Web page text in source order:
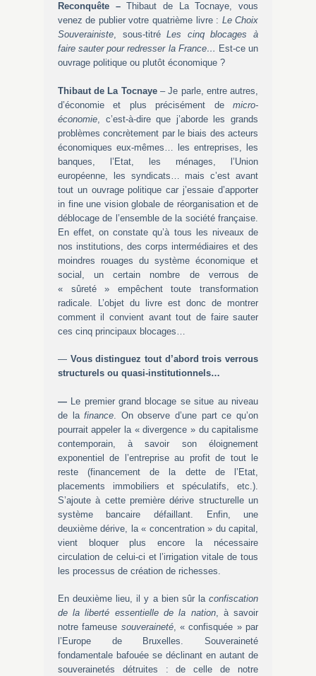
Reconquête –Thibaut de La Tocnaye, vous
venez de publier votre quatrième livre : Le Choix
Souverainiste, sous-titréLes cinq blocages à
faire sauter pour redresser la France… Est-ce un
ouvrage politique ou plutôt économique ?
Thibaut de La Tocnaye– Je parle, entre autres,
d’économie et plus précisément demicro-
économie, c’est-à-dire que j’aborde les grands
problèmes concrètement par le biais des acteurs
économiques eux-mêmes… les entreprises, les
banques, l’Etat, les ménages, l’Union
européenne, les syndicats… mais c’est avant
tout un ouvrage politique car j’essaie d’apporter
in fine une vision globale de réorganisation et de
déblocage de l’ensemble de la société française.
En effet, on constate qu’à tous les niveaux de
nos institutions, des corps intermédiaires et des
moindres rouages du système économique et
social, un certain nombre de verrous de
« sûreté » empêchent toute transformation
radicale. L’objet du livre est donc de montrer
comment il convient avant tout de faire sauter
ces cinq principaux blocages…
— Vous distinguez tout d’abord trois verrous
structurels ou quasi-institutionnels…
—Le premier grand blocage se situe au niveau
de lafinance . On observe d’une part ce qu’on
pourrait appeler la « divergence » du capitalisme
contemporain, à savoir son éloignement
exponentiel de l’entreprise au profit de tout le
reste (financement de la dette de l’Etat,
placements immobiliers et spéculatifs, etc.).
S’ajoute à cette première dérive structurelle un
système bancaire défaillant. Enfin, une
deuxième dérive, la « concentration » du capital,
vient bloquer plus encore la nécessaire
circulation de celui-ci et l’irrigation vitale de tous
les processus de création de richesses.
En deuxième lieu, il y a bien sûr laconfiscation
de la liberté essentielle de la nation, à savoir
notre fameuse souveraineté, « confisquée » par
l’Europe de Bruxelles. Souveraineté
fondamentale bafouée se déclinant en autant de
souverainetés détruites : de celle de notre